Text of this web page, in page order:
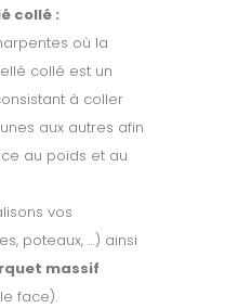
collé :
où la
collé est un
à coller
aux autres afin
au poids et au
vos
poteaux, …) ainsi
massif
face).